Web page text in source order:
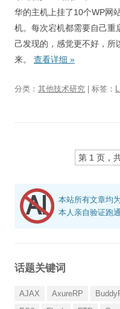
华的主机上挂了10个WP网
机。每次宕机都需要自己重
己发现的，感觉更不好，所
来。 查看详细 »
分类： 其他技术研究 | 标签：
第 1 页，
本站所有文章均
本人亲自验证跑
话题关键词
AJAX AxureRP